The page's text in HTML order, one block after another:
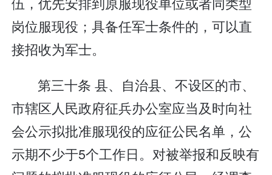
岗位服现役；具备任军士条件的，可以直
接招收为军士。
第三十条 县、自治县、不设区的市、
市辖区人民政府征兵办公室应当及时向社
会公示拟批准服现役的应征公民名单，公
示期不少于5个工作日。对被举报和反映有